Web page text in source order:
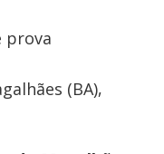
prova
(BA),